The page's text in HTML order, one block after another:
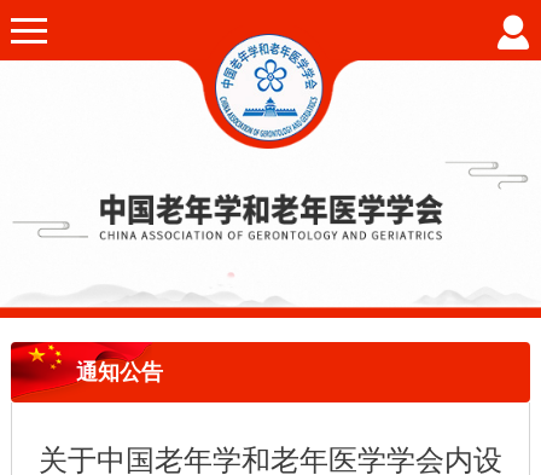
通知公告
关于中国老年学和老年医学学会内设